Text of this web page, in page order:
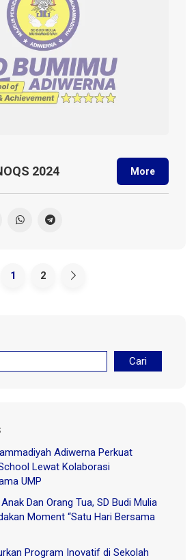
2024 More
1 2
Cari
Adiwerna Perkuat
Lewat Kolaborasi
UMP
Dan Orang Tua, SD Budi Mulia
Moment “Satu Hari Bersama
Program Inovatif di Sekolah